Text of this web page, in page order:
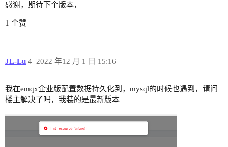
感谢，期待下个版本，
1 个赞
JL-Lu 2022 年12 月 1 日 15:16
4
我在emqx企业版配置数据持久化到，mysql的时候也遇到，请问
楼主解决了吗，我装的是最新版本